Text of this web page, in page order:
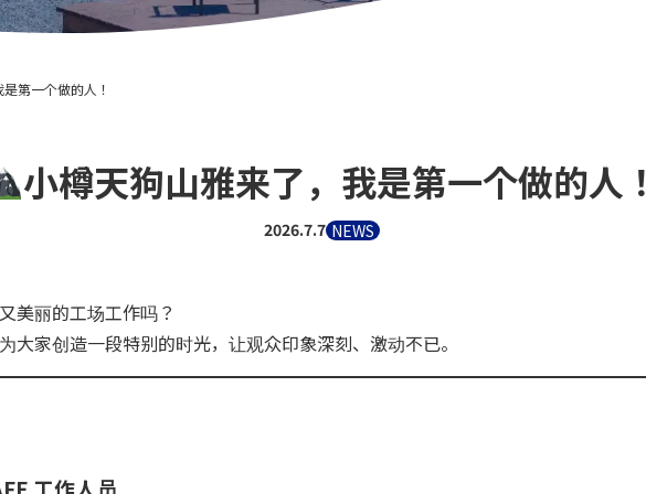
第一个做的人！
小樽天狗山雅来了，我是第一个做的人！
2026.7.7 NEWS
美丽的工场工作吗？
大家创造一段特别的时光，让观众印象深刻、激动不已。
工作人员